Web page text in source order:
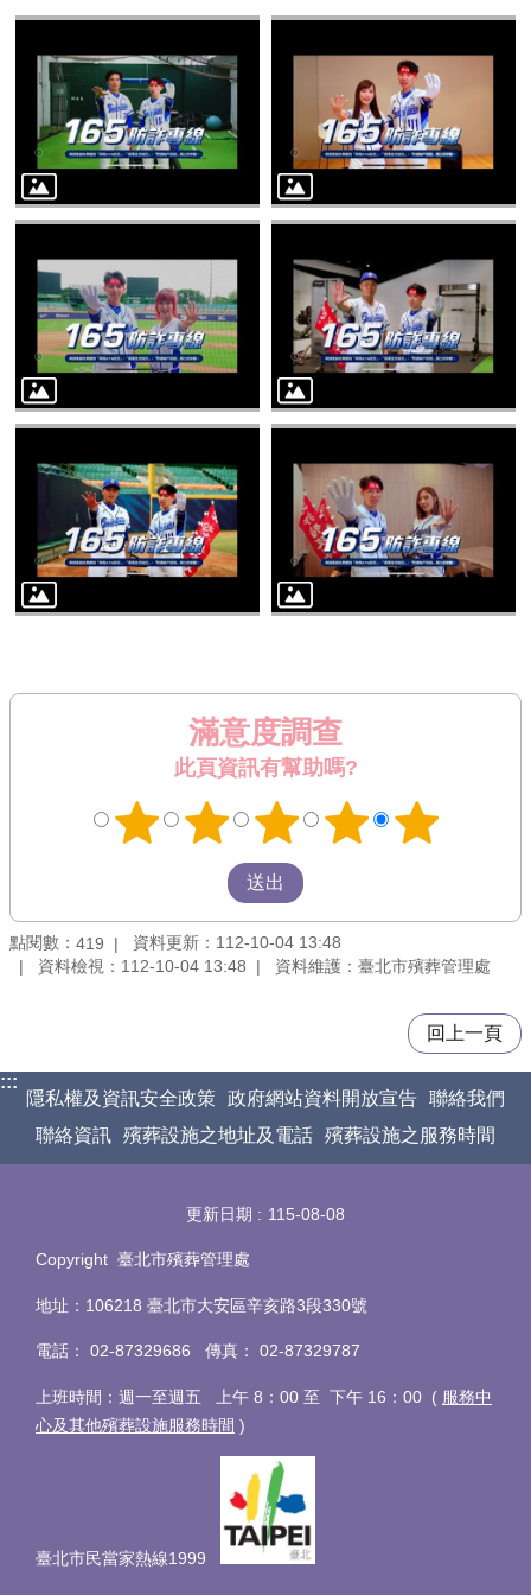
滿意度調查
此頁資訊有幫助嗎?
點閱數： 419
資料更新：112-10-04 13:48
資料檢視：112-10-04 13:48
資料維護：臺北市殯葬管理處
回上一頁
:::
隱私權及資訊安全政策 政府網站資料開放宣告 聯絡我們
聯絡資訊 殯葬設施之地址及電話 殯葬設施之服務時間
更新日期 115-08-08
Copyright 臺北市殯葬管理處
地址：106218 臺北市大安區辛亥路3段330號
電話 ： 02-87329686 傳真 ： 02-87329787
上班時間：週一至週五 上午 8：00 至 下午 16：00 ( 服務中
心及其他殯葬設施服務時間 )
臺北市民當家熱線1999